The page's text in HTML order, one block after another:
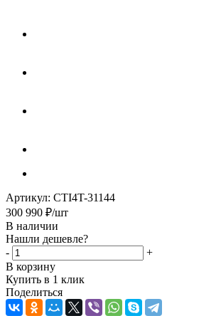
Артикул: CTI4T-31144
300 990 ₽/шт
В наличии
Нашли дешевле?
-
+
В корзину
Купить в 1 клик
Поделиться